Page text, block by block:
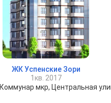
ЖК Успенские Зори
1кв. 2017
мкр, Центральная